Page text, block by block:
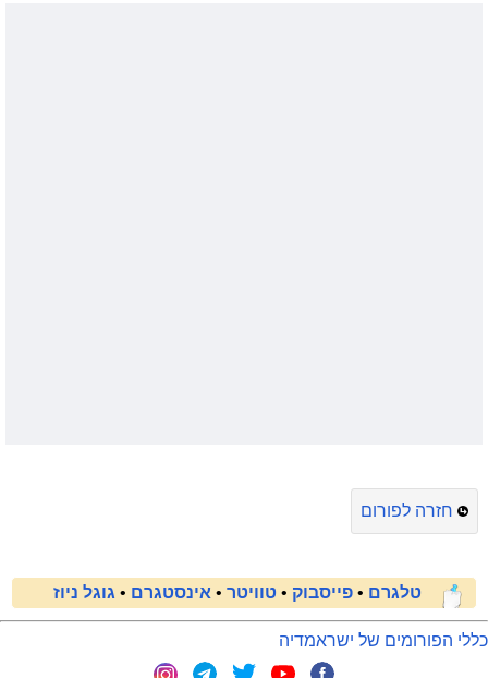
חזרה לפורום
טלגרם • פייסבוק • טוויטר • אינסטגרם • גוגל ניוז
כללי הפורומים של ישראמדיה